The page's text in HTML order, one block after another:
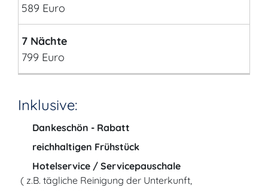
589 Euro
7 Nächte
799 Euro
Inklusive:
Dankeschön - Rabatt
reichhaltigen Frühstück
Hotelservice / Servicepauschale
( z.B. tägliche Reinigung der Unterkunft,